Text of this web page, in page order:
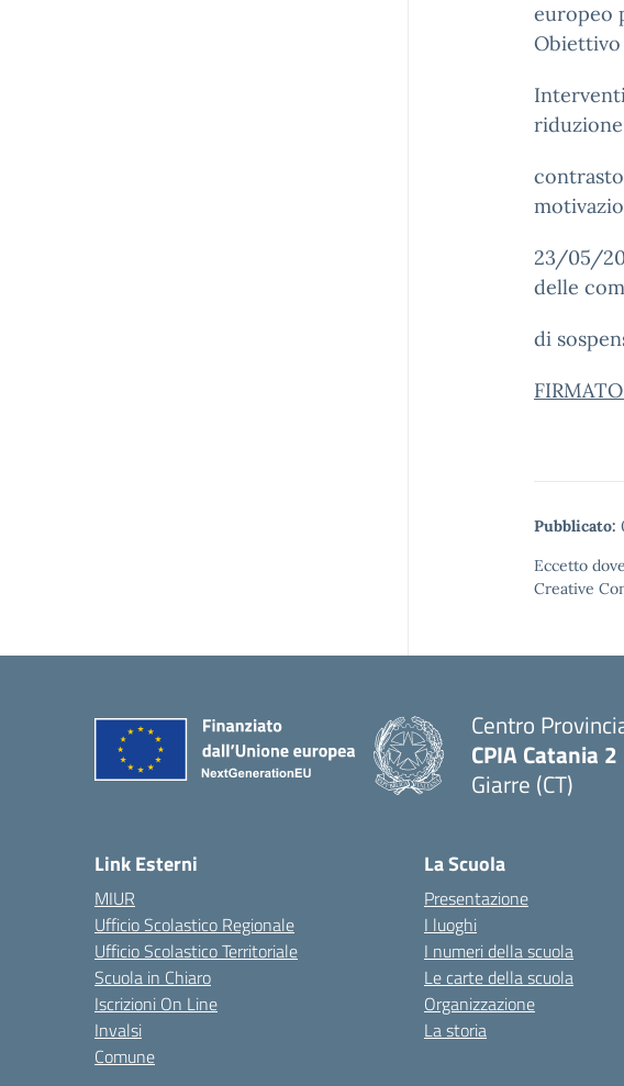
europeo
Obiettivo
23/05/
delle
di
Pubblicato:
Eccetto
Creative
Centro
CPIA Catania 2
Giarre (CT)
Link Esterni
MIUR
Ufficio Scolastico Regionale
Ufficio Scolastico Territoriale
Scuola in Chiaro
Iscrizioni On Line
Invalsi
Comune
La Scuola
Presentazione
I luoghi
I numeri della scuola
Le carte della scuola
Organizzazione
La storia